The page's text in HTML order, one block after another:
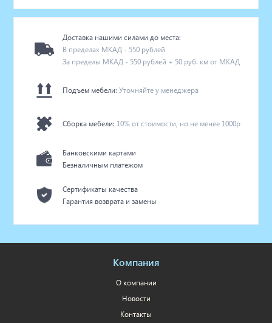
Доставка нашими силами до места:
В пределах МКАД - 550 рублей
За пределы МКАД - 550 рублей + 50 руб. км от МКАД
Подъем мебели:Уточняйте у менеджера
Сборка мебели: 10% от стоимости, но не менее 1000р
Банковскими картами
Безналичным платежом
Сертификаты качества
Гарантия возврата и замены
Компания
О компании
Новости
Контакты